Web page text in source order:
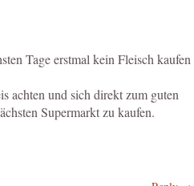
Tage erstmal kein Fleisch kaufen
achten und sich direkt zum guten
Supermarkt zu kaufen.